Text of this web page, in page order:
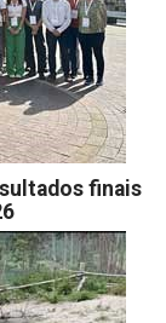
finais